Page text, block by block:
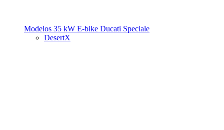
Modelos 35 kW E-bike Ducati Speciale
DesertX